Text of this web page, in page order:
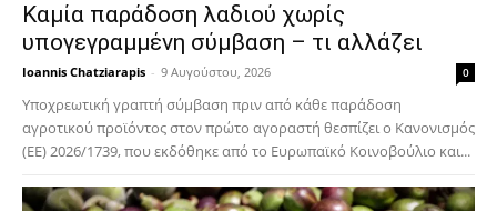
Καμία παράδοση λαδιού χωρίς
υπογεγραμμένη σύμβαση – τι αλλάζει
Ioannis Chatziarapis - 9 Αυγούστου, 2026 0
Υποχρεωτική γραπτή σύμβαση πριν από κάθε παράδοση
αγροτικού προϊόντος στον πρώτο αγοραστή θεσπίζει ο Κανονισμός
(ΕΕ) 2026/1739, που εκδόθηκε από το Ευρωπαϊκό Κοινοβούλιο και...